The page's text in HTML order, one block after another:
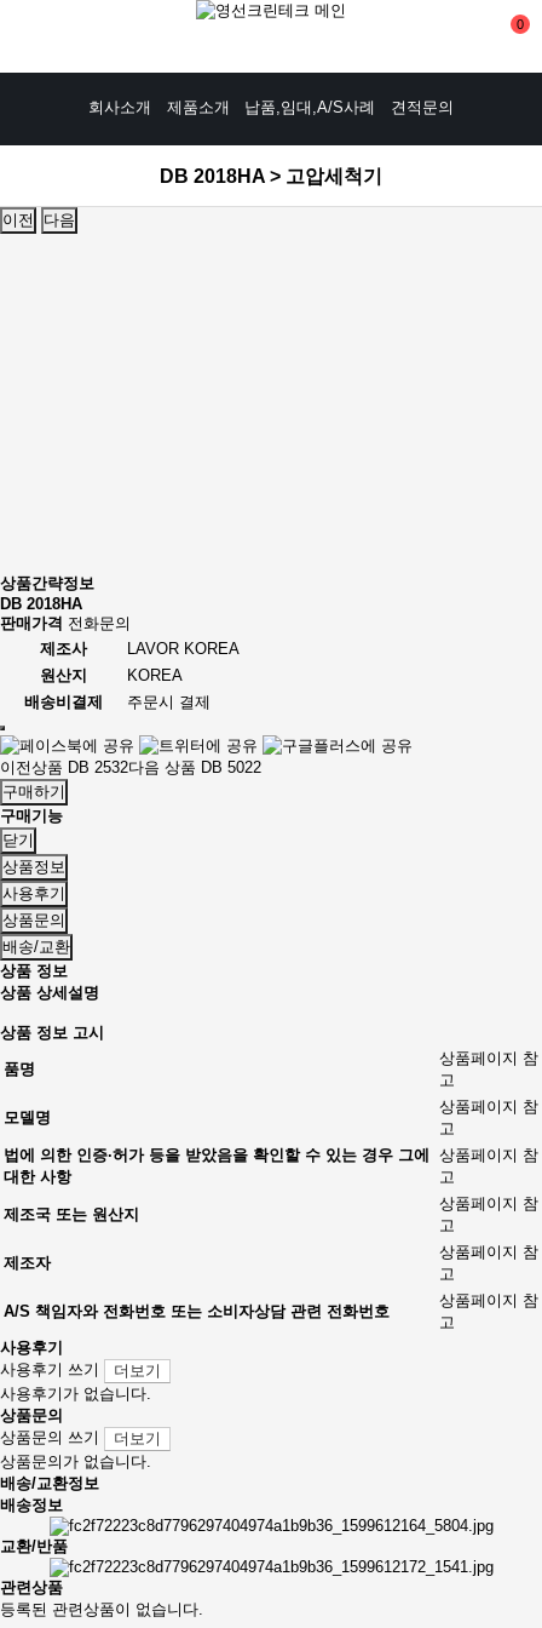
0
회사소개 제품소개 납품,임대,A/S사례 견적문의
DB 2018HA > 고압세척기
이전 다음
상품간략정보
DB 2018HA
판매가격 전화문의
제조사
LAVOR KOREA
원산지
KOREA
배송비결제
주문시 결제
이전상품 DB 2532다음 상품 DB 5022
구매하기
구매기능
닫기
상품정보
사용후기
상품문의
배송/교환
상품 정보
상품 상세설명
상품 정보 고시
품명
상품페이지 참
고
모델명
상품페이지 참
고
법에 의한 인증·허가 등을 받았음을 확인할 수 있는 경우 그에
대한 사항
상품페이지 참
고
제조국 또는 원산지
상품페이지 참
고
제조자
상품페이지 참
고
A/S 책임자와 전화번호 또는 소비자상담 관련 전화번호
상품페이지 참
고
사용후기
사용후기 쓰기
더보기
사용후기가 없습니다.
상품문의
상품문의 쓰기
더보기
상품문의가 없습니다.
배송/교환정보
배송정보
교환/반품
관련상품
등록된 관련상품이 없습니다.